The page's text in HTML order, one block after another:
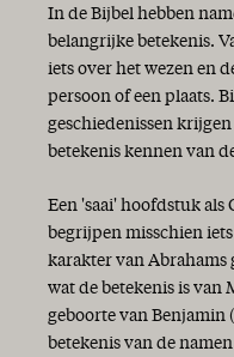
In de Bijbel hebben
belangrijke betekenis.
iets over het wezen en
persoon of een plaats.
geschiedenissen
betekenis kennen van
Een 'saai' hoofdstuk als
begrijpen misschien
karakter van Abrahams
wat de betekenis is van
geboorte van Benjamin
betekenis van de